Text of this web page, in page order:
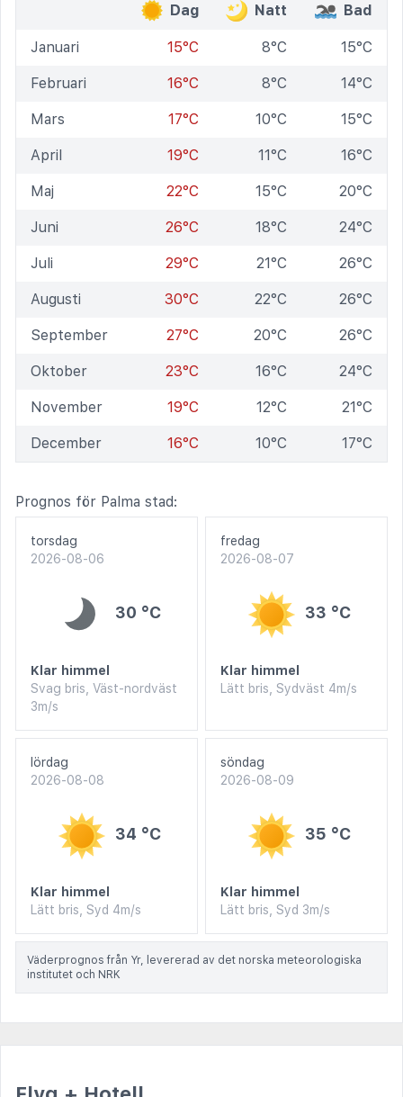
Dag
Natt Bad
Januari 15°C 8°C 15°C
Februari 16°C 8°C 14°C
Mars 17°C 10°C 15°C
April 19°C 11°C 16°C
Maj 22°C 15°C 20°C
Juni 26°C 18°C 24°C
Juli 29°C 21°C 26°C
Augusti 30°C 22°C 26°C
September 27°C 20°C 26°C
Oktober 23°C 16°C 24°C
November 19°C 12°C 21°C
December 16°C 10°C 17°C
Prognos för Palma stad:
torsdag
2026-08-06
30 °C
Klar himmel
Svag bris, Väst-nordväst
3m/s
fredag
2026-08-07
33 °C
Klar himmel
Lätt bris, Sydväst 4m/s
lördag
2026-08-08
34 °C
Klar himmel
Lätt bris, Syd 4m/s
söndag
2026-08-09
35 °C
Klar himmel
Lätt bris, Syd 3m/s
Väderprognos från Yr, levererad av det norska meteorologiska
institutet och NRK